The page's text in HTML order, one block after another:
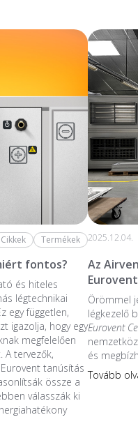
Cikkek Termékek
fontos?
és hiteles
légtechnikai
egy független,
igazolja, hogy egy
megfelelően
tervezők,
tanúsítás
össze a
válasszák ki
2025.12.04.
Az
Örömmel
légkezelő
Eurovent
és
Tovább